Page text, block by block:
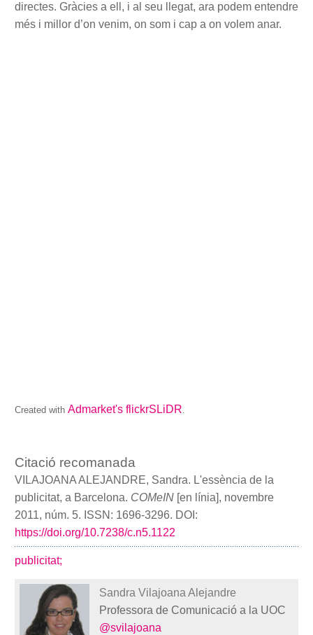
directes. Gràcies a ell, i al seu llegat, ara podem entendre
més i millor d’on venim, on som i cap a on volem anar.
Created with Admarket's flickrSLiDR.
Citació recomanada
VILAJOANA ALEJANDRE, Sandra. L'essència de la
publicitat, a Barcelona. COMeIN [en línia], novembre
2011, núm. 5. ISSN: 1696-3296. DOI:
https://doi.org/10.7238/c.n5.1122
publicitat;
Sandra Vilajoana Alejandre
Professora de Comunicació a la UOC
@svilajoana